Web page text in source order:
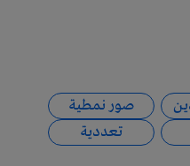
صور نمطية
تعددية